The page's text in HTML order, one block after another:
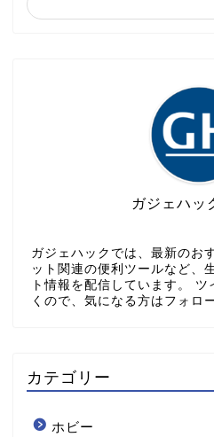
ガジェハッ
ガジェハックでは、最新のお
ット関連の便利ツールなど、
ト情報を配信しています。
くので、気になる方はフォロ
カテゴリー
ホビー